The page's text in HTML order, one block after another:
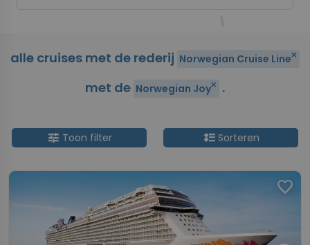
alle cruises met de rederij Norwegian Cruise Lineclose
met de Norwegian Joyclose .
tune Toon filter format_line_spacingSorteren
favorite